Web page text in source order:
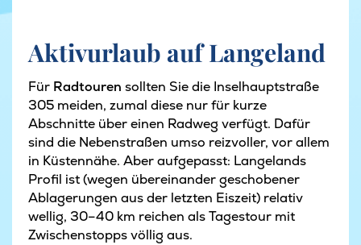
Aktivurlaub auf Langeland
Für Radtouren sollten Sie die Inselhauptstraße
305 meiden, zumal diese nur für kurze
Abschnitte über einen Radweg verfügt. Dafür
sind die Nebenstraßen umso reizvoller, vor allem
in Küstennähe. Aber aufgepasst: Langelands
Profil ist (wegen übereinander geschobener
Ablagerungen aus der letzten Eiszeit) relativ
wellig, 30–40 km reichen als Tagestour mit
Zwischenstopps völlig aus.